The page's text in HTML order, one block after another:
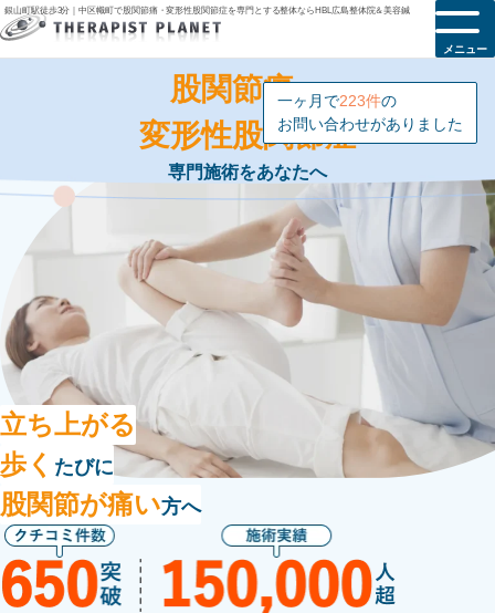
銀山町駅徒歩3分｜中区幟町で股関節痛・変形性股関節症を専門とする整体ならHBL広島整体院＆美容鍼
メニュー
股関節痛・
変形性股関節症
専門施術をあなたへ
立ち上がる
歩く たびに
股関節が痛い方へ